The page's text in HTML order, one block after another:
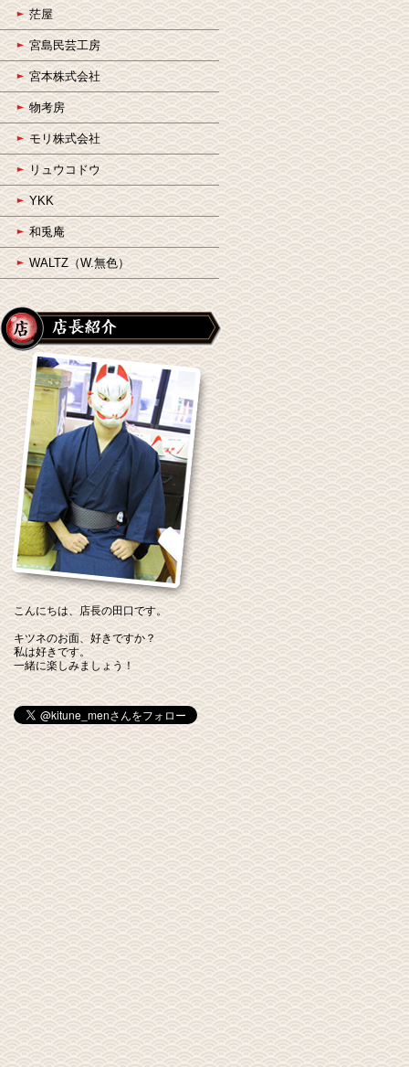
茫屋
宮島民芸工房
宮本株式会社
物考房
モリ株式会社
リュウコドウ
YKK
和兎庵
WALTZ（W.無色）
こんにちは、店長の田口です。
キツネのお面、好きですか？
私は好きです。
一緒に楽しみましょう！